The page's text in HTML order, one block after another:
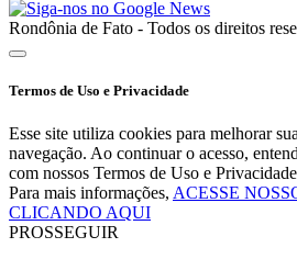
Rondônia de Fato - Todos os direitos
Termos de Uso e Privacidade
Esse site utiliza cookies para melhorar
navegação. Ao continuar o acesso,
com nossos Termos de Uso e
Para mais informações, ACESSE
CLICANDO AQUI
PROSSEGUIR